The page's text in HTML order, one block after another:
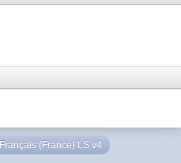
Français (France) LS v4